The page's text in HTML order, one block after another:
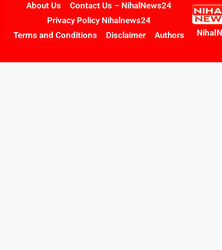
About Us
Contact Us – NihalNews24
Privacy Policy Nihalnews24
Terms and Conditions
Disclaimer Authors